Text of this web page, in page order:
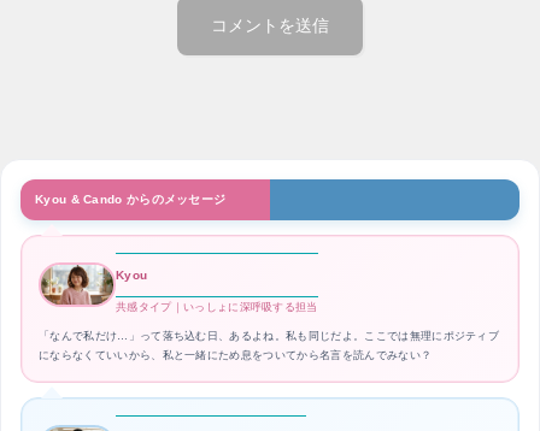
Kyou & Cando からのメッセージ
Kyou
共感タイプ｜いっしょに深呼吸する担当
「なんで私だけ…」って落ち込む日、あるよね。私も同じだよ。ここでは無理にポジティブ
にならなくていいから、私と一緒にため息をついてから名言を読んでみない？